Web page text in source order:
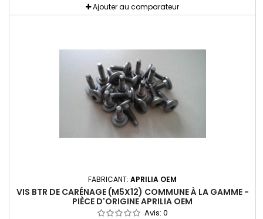
Ajouter au comparateur
FABRICANT: APRILIA OEM
VIS BTR DE CARÉNAGE (M5X12) COMMUNE À LA GAMME -
PIÈCE D'ORIGINE APRILIA OEM
Avis: 0